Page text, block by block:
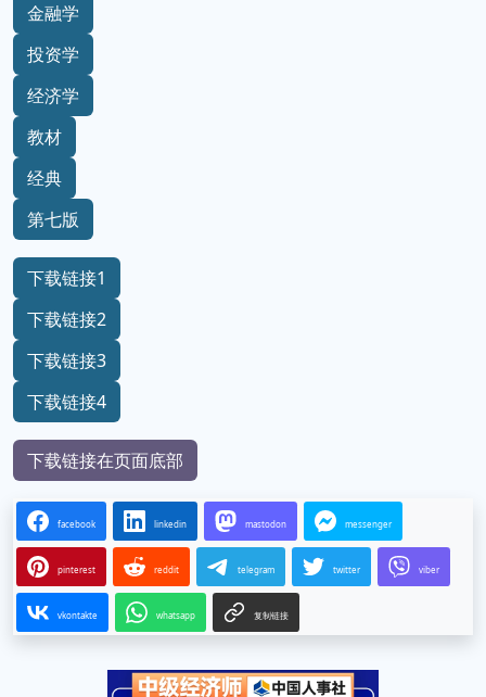
金融学
投资学
经济学
教材
经典
第七版
下载链接1
下载链接2
下载链接3
下载链接4
下载链接在页面底部
facebook linkedin mastodon messenger
pinterest reddit telegram twitter viber
vkontakte whatsapp 复制链接